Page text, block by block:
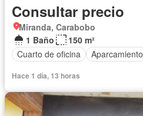
Consultar precio
Miranda, Carabobo
1 Baño
150 m²
Cuarto de oficina
Aparcamiento
Hace 1 día, 13 horas